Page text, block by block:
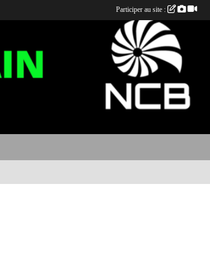
Participer au site :